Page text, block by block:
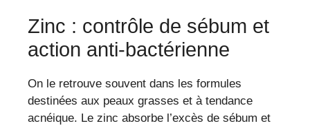
Zinc : contrôle de sébum et
action anti-bactérienne
On le retrouve souvent dans les formules
destinées aux peaux grasses et à tendance
acnéique. Le zinc absorbe l’excès de sébum et